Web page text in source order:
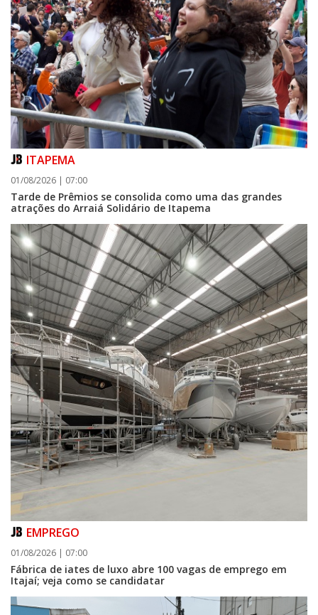
06/08/2026 | 07:00
Camboriú: exposição de arte transforma o Paço Municipal em um espaço
de cultura
CAMBORIÚ
06/08/2026 | 07:00
Camboriú inicia obra que ampliará conexão entre vias e reforçará
mobilidade urbana
PORTO BELO
ITAPEMA
01/08/2026 | 07:00
Tarde de Prêmios se consolida como uma das grandes
atrações do Arraiá Solidário de Itapema
EMPREGO
01/08/2026 | 07:00
Fábrica de iates de luxo abre 100 vagas de emprego em
Itajaí; veja como se candidatar